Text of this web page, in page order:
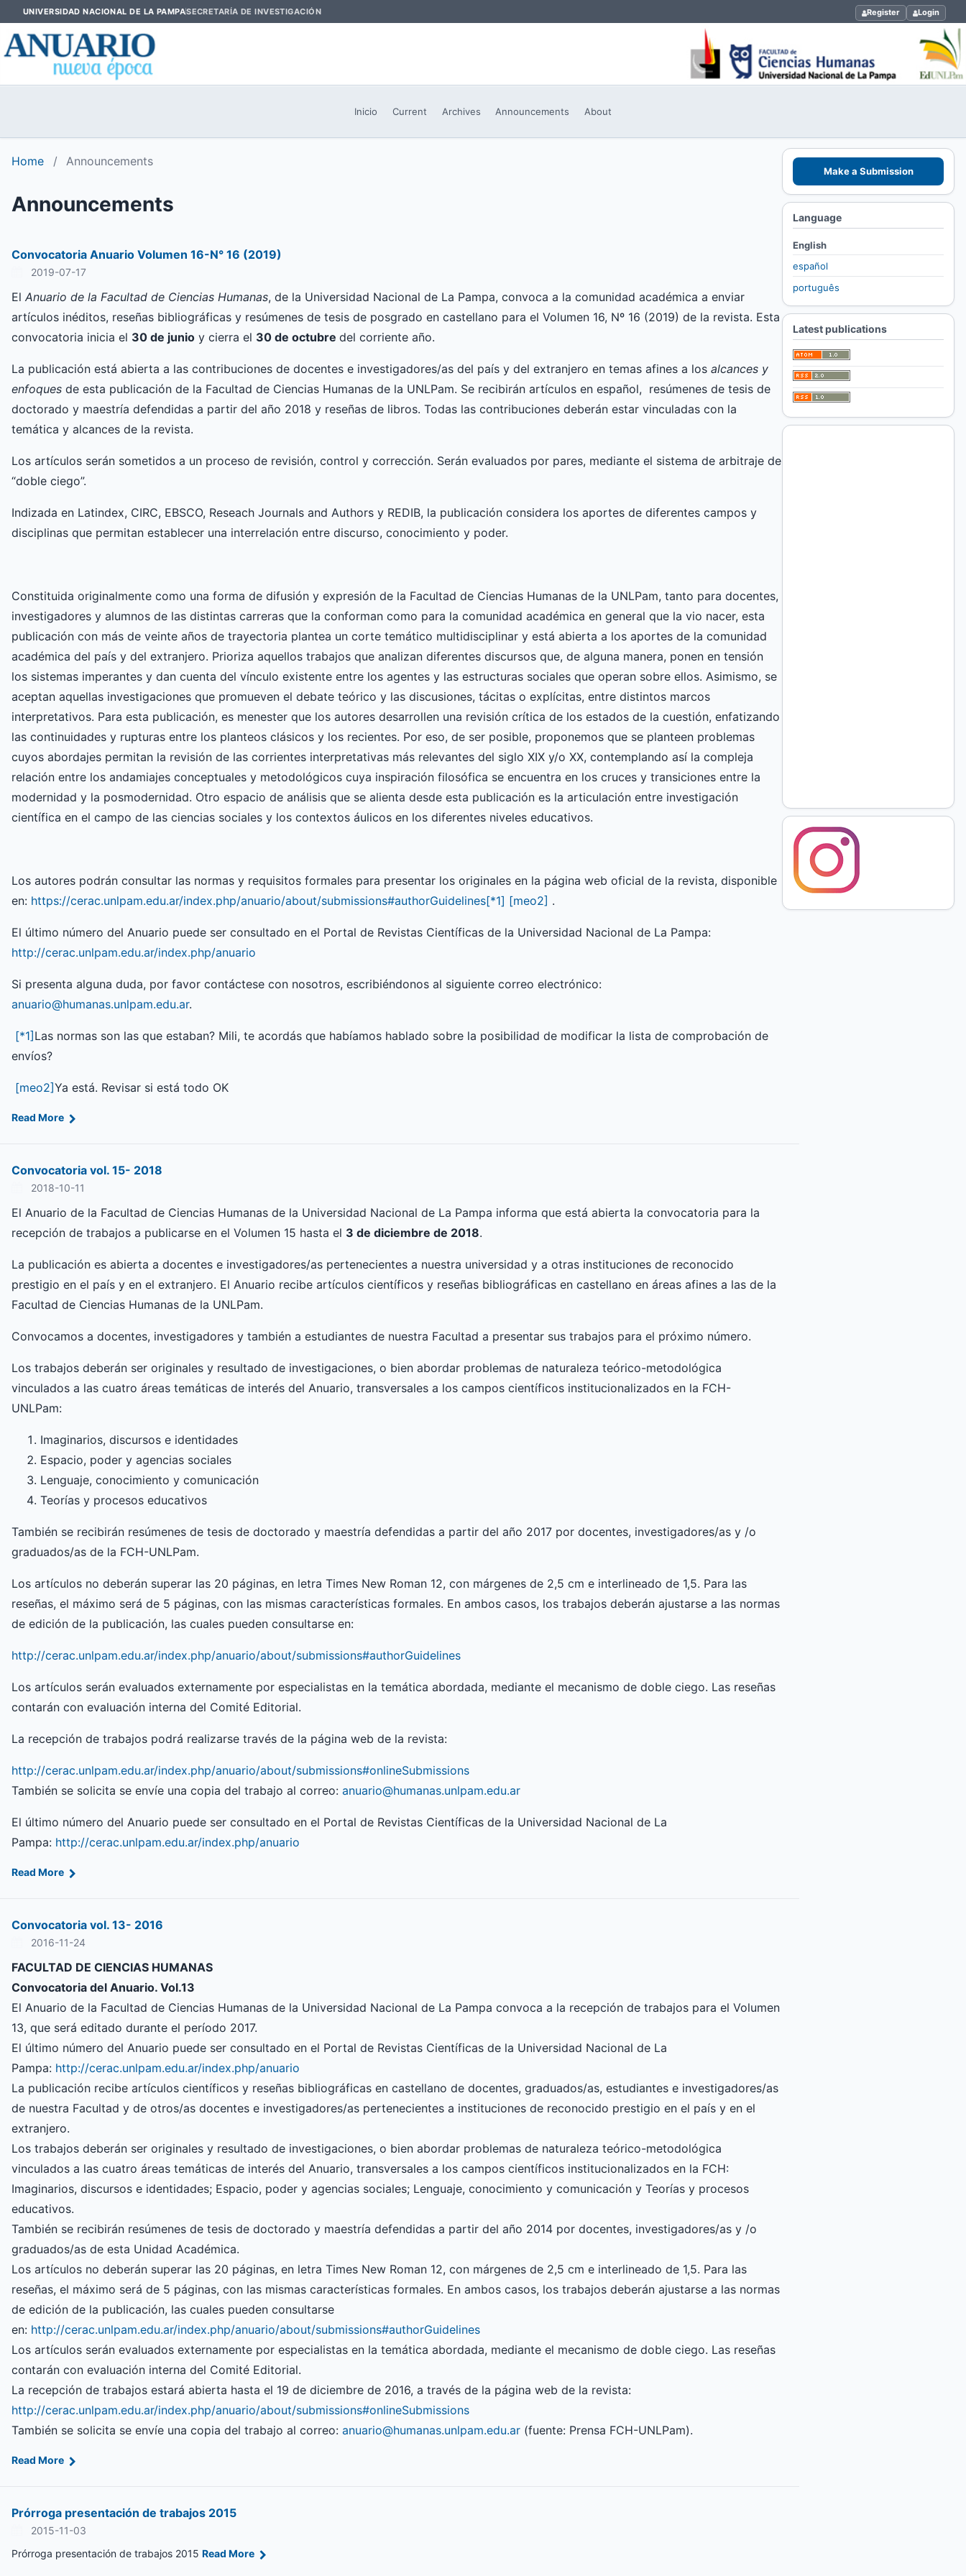
UNIVERSIDAD NACIONAL DE LA PAMPASECRETARÍA DE INVESTIGACIÓN Register Login
Inicio Current Archives Announcements About
Home / Announcements
Announcements
Convocatoria Anuario Volumen 16-N° 16 (2019)
2019-07-17
El Anuario de la Facultad de Ciencias Humanas, de la Universidad Nacional de La Pampa, convoca a la comunidad académica a enviar
artículos inéditos, reseñas bibliográficas y resúmenes de tesis de posgrado en castellano para el Volumen 16, Nº 16 (2019) de la revista. Esta
convocatoria inicia el 30 de junio y cierra el 30 de octubre del corriente año.
La publicación está abierta a las contribuciones de docentes e investigadores/as del país y del extranjero en temas afines a los alcances y
enfoques de esta publicación de la Facultad de Ciencias Humanas de la UNLPam. Se recibirán artículos en español, resúmenes de tesis de
doctorado y maestría defendidas a partir del año 2018 y reseñas de libros. Todas las contribuciones deberán estar vinculadas con la
temática y alcances de la revista.
Los artículos serán sometidos a un proceso de revisión, control y corrección. Serán evaluados por pares, mediante el sistema de arbitraje de
“doble ciego”.
Indizada en Latindex, CIRC, EBSCO, Reseach Journals and Authors y REDIB, la publicación considera los aportes de diferentes campos y
disciplinas que permitan establecer una interrelación entre discurso, conocimiento y poder.
Constituida originalmente como una forma de difusión y expresión de la Facultad de Ciencias Humanas de la UNLPam, tanto para docentes,
investigadores y alumnos de las distintas carreras que la conforman como para la comunidad académica en general que la vio nacer, esta
publicación con más de veinte años de trayectoria plantea un corte temático multidisciplinar y está abierta a los aportes de la comunidad
académica del país y del extranjero. Prioriza aquellos trabajos que analizan diferentes discursos que, de alguna manera, ponen en tensión
los sistemas imperantes y dan cuenta del vínculo existente entre los agentes y las estructuras sociales que operan sobre ellos. Asimismo, se
aceptan aquellas investigaciones que promueven el debate teórico y las discusiones, tácitas o explícitas, entre distintos marcos
interpretativos. Para esta publicación, es menester que los autores desarrollen una revisión crítica de los estados de la cuestión, enfatizando
las continuidades y rupturas entre los planteos clásicos y los recientes. Por eso, de ser posible, proponemos que se planteen problemas
cuyos abordajes permitan la revisión de las corrientes interpretativas más relevantes del siglo XIX y/o XX, contemplando así la compleja
relación entre los andamiajes conceptuales y metodológicos cuya inspiración filosófica se encuentra en los cruces y transiciones entre la
modernidad y la posmodernidad. Otro espacio de análisis que se alienta desde esta publicación es la articulación entre investigación
científica en el campo de las ciencias sociales y los contextos áulicos en los diferentes niveles educativos.
Los autores podrán consultar las normas y requisitos formales para presentar los originales en la página web oficial de la revista, disponible
en: https://cerac.unlpam.edu.ar/index.php/anuario/about/submissions#authorGuidelines[*1] [meo2] .
El último número del Anuario puede ser consultado en el Portal de Revistas Científicas de la Universidad Nacional de La Pampa:
http://cerac.unlpam.edu.ar/index.php/anuario
Si presenta alguna duda, por favor contáctese con nosotros, escribiéndonos al siguiente correo electrónico:
anuario@humanas.unlpam.edu.ar.
[*1]Las normas son las que estaban? Mili, te acordás que habíamos hablado sobre la posibilidad de modificar la lista de comprobación de
envíos?
[meo2]Ya está. Revisar si está todo OK
Read More
Convocatoria vol. 15- 2018
2018-10-11
El Anuario de la Facultad de Ciencias Humanas de la Universidad Nacional de La Pampa informa que está abierta la convocatoria para la
recepción de trabajos a publicarse en el Volumen 15 hasta el 3 de diciembre de 2018.
La publicación es abierta a docentes e investigadores/as pertenecientes a nuestra universidad y a otras instituciones de reconocido
prestigio en el país y en el extranjero. El Anuario recibe artículos científicos y reseñas bibliográficas en castellano en áreas afines a las de la
Facultad de Ciencias Humanas de la UNLPam.
Convocamos a docentes, investigadores y también a estudiantes de nuestra Facultad a presentar sus trabajos para el próximo número.
Los trabajos deberán ser originales y resultado de investigaciones, o bien abordar problemas de naturaleza teórico-metodológica
vinculados a las cuatro áreas temáticas de interés del Anuario, transversales a los campos científicos institucionalizados en la FCH-
UNLPam:
Imaginarios, discursos e identidades
Espacio, poder y agencias sociales
Lenguaje, conocimiento y comunicación
Teorías y procesos educativos
También se recibirán resúmenes de tesis de doctorado y maestría defendidas a partir del año 2017 por docentes, investigadores/as y /o
graduados/as de la FCH-UNLPam.
Los artículos no deberán superar las 20 páginas, en letra Times New Roman 12, con márgenes de 2,5 cm e interlineado de 1,5. Para las
reseñas, el máximo será de 5 páginas, con las mismas características formales. En ambos casos, los trabajos deberán ajustarse a las normas
de edición de la publicación, las cuales pueden consultarse en:
http://cerac.unlpam.edu.ar/index.php/anuario/about/submissions#authorGuidelines
Los artículos serán evaluados externamente por especialistas en la temática abordada, mediante el mecanismo de doble ciego. Las reseñas
contarán con evaluación interna del Comité Editorial.
La recepción de trabajos podrá realizarse través de la página web de la revista:
http://cerac.unlpam.edu.ar/index.php/anuario/about/submissions#onlineSubmissions
También se solicita se envíe una copia del trabajo al correo: anuario@humanas.unlpam.edu.ar
El último número del Anuario puede ser consultado en el Portal de Revistas Científicas de la Universidad Nacional de La
Pampa: http://cerac.unlpam.edu.ar/index.php/anuario
Read More
Convocatoria vol. 13- 2016
2016-11-24
FACULTAD DE CIENCIAS HUMANAS
Convocatoria del Anuario. Vol.13
El Anuario de la Facultad de Ciencias Humanas de la Universidad Nacional de La Pampa convoca a la recepción de trabajos para el Volumen
13, que será editado durante el período 2017.
El último número del Anuario puede ser consultado en el Portal de Revistas Científicas de la Universidad Nacional de La
Pampa: http://cerac.unlpam.edu.ar/index.php/anuario
La publicación recibe artículos científicos y reseñas bibliográficas en castellano de docentes, graduados/as, estudiantes e investigadores/as
de nuestra Facultad y de otros/as docentes e investigadores/as pertenecientes a instituciones de reconocido prestigio en el país y en el
extranjero.
Los trabajos deberán ser originales y resultado de investigaciones, o bien abordar problemas de naturaleza teórico-metodológica
vinculados a las cuatro áreas temáticas de interés del Anuario, transversales a los campos científicos institucionalizados en la FCH:
Imaginarios, discursos e identidades; Espacio, poder y agencias sociales; Lenguaje, conocimiento y comunicación y Teorías y procesos
educativos.
También se recibirán resúmenes de tesis de doctorado y maestría defendidas a partir del año 2014 por docentes, investigadores/as y /o
graduados/as de esta Unidad Académica.
Los artículos no deberán superar las 20 páginas, en letra Times New Roman 12, con márgenes de 2,5 cm e interlineado de 1,5. Para las
reseñas, el máximo será de 5 páginas, con las mismas características formales. En ambos casos, los trabajos deberán ajustarse a las normas
de edición de la publicación, las cuales pueden consultarse
en: http://cerac.unlpam.edu.ar/index.php/anuario/about/submissions#authorGuidelines
Los artículos serán evaluados externamente por especialistas en la temática abordada, mediante el mecanismo de doble ciego. Las reseñas
contarán con evaluación interna del Comité Editorial.
La recepción de trabajos estará abierta hasta el 19 de diciembre de 2016, a través de la página web de la revista:
http://cerac.unlpam.edu.ar/index.php/anuario/about/submissions#onlineSubmissions
También se solicita se envíe una copia del trabajo al correo: anuario@humanas.unlpam.edu.ar (fuente: Prensa FCH-UNLPam).
Read More
Prórroga presentación de trabajos 2015
2015-11-03
Prórroga presentación de trabajos 2015 Read More
Make a Submission
Language
English
español
português
Latest publications